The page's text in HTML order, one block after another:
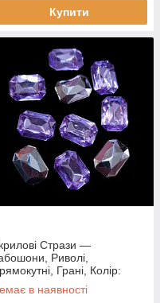
Купити
Стрази —
Риволі,
Грані, Колір:
Фіолетовий,
(10 шт.)
в наявності